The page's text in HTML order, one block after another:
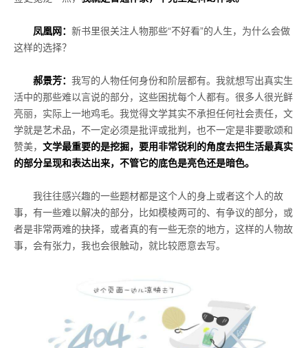
凤凰网： 新书里很关注人物那些“不好看”的人生，为什么会做
这样的选择？
郝景芳： 我写的人物任何身份和阶层都有。我就想写出真实生
活中的那些难以言说的部分，这些困扰每个人都有。很多人很光鲜
亮丽，实际上一地鸡毛。我觉得文学其实不承担任何社会责任，文
学就是艺术品，不一定必须是批评或批判，也不一定是非要歌颂和
赞美， 文学最重要的是挖掘，要用非常锐利的角度去把生活最真实
的部分呈现和表达出来，不管它的底色是亮色还是暗色。
我往往感兴趣的一些题材都是这个人的身上或者这个人的故
事，有一些难以解决的部分，比如模棱两可的、有争议的部分，或
者是非常两难的抉择，或者真的有一些无奈的地方，这样的人物故
事，会有张力，我也会很触动，就比较愿意去写。